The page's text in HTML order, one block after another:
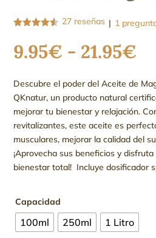
de 5 en
base a
clientes
27 reseñas | 1
9.95€ - 21.95€
Descubre el poder del Aceite de
QKnatur, un producto natural
mejorar tu bienestar y relajación.
revitalizantes, este aceite es
musculares, mejorar la calidad del
¡Aprovecha sus beneficios y
bienestar total! Incluye dosificador
Capacidad
100ml 250ml 1 Litro